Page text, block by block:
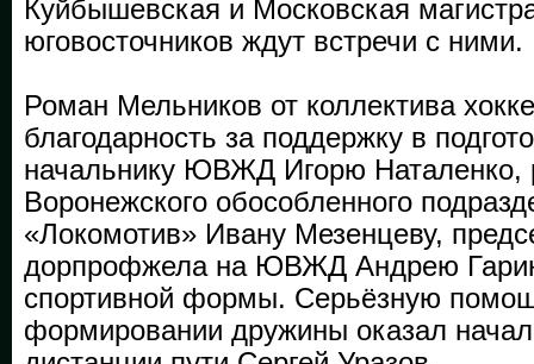
Куйбышевская и Московская
юговосточников ждут встречи с ними.
Роман Мельников от коллектива
благодарность за поддержку в
начальнику ЮВЖД Игорю Наталенко,
Воронежского обособ­ленного
«Локомотив» Ивану Мезенцеву,
дорпрофжела на ЮВЖД Андрею
спортивной формы. Серьёзную
формировании дружины оказал